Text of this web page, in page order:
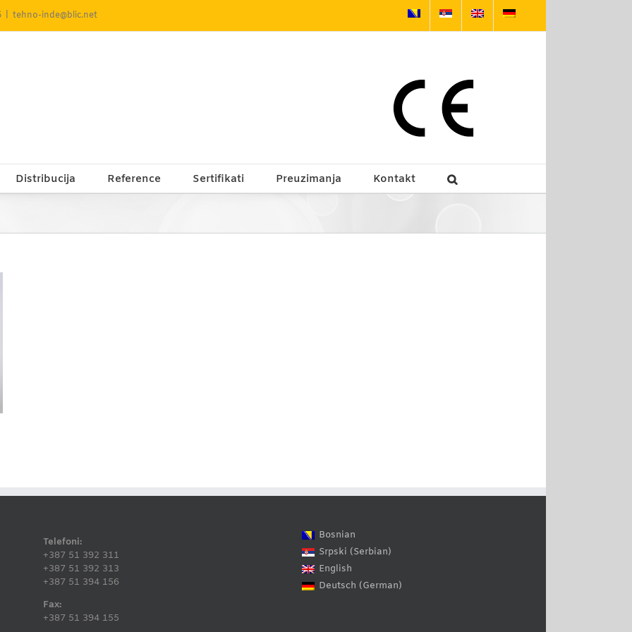
tehno-inde@blic.net
Distribucija Reference Sertifikati Preuzimanja Kontakt
Telefoni:
+387 51 392 311
+387 51 392 313
+387 51 394 156
Fax:
+387 51 394 155
Bosnian
Srpski (Serbian)
English
Deutsch (German)